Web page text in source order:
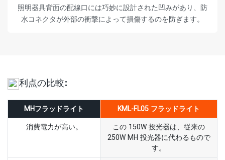
照明器具背面の配線口には巧妙に設計された凹みがあり、防
水コネクタが外部の衝撃によって損傷するのを防ぎます。
利点の比較:
MHフラッドライト
KML-FL05 フラッドライト
消費電力が高い。
この 150W 投光器は、従来の
250W MH 投光器に代わるもので
す。